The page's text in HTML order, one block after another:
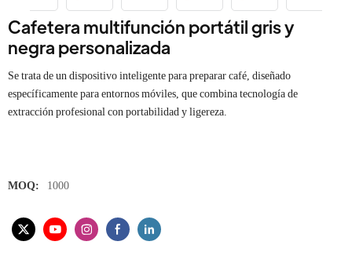
Cafetera multifunción portátil gris y
negra personalizada
Se trata de un dispositivo inteligente para preparar café, diseñado
específicamente para entornos móviles, que combina tecnología de
extracción profesional con portabilidad y ligereza.
MOQ: 1000